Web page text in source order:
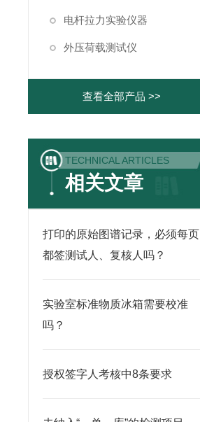
电杆拉力实验仪器
外压荷载测试仪
查看全部产品 >>
TECHNICAL ARTICLES
相关文章
打印的原始图谱记录，必须每页
都签测试人、复核人吗？
实验室标准物质冰箱需要校准
吗？
授权签字人考核中8条要求